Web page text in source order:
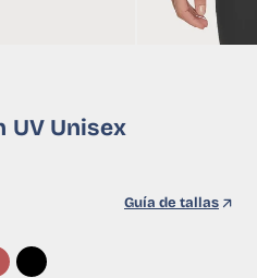
UV Unisex
Guía de tallas
Negro